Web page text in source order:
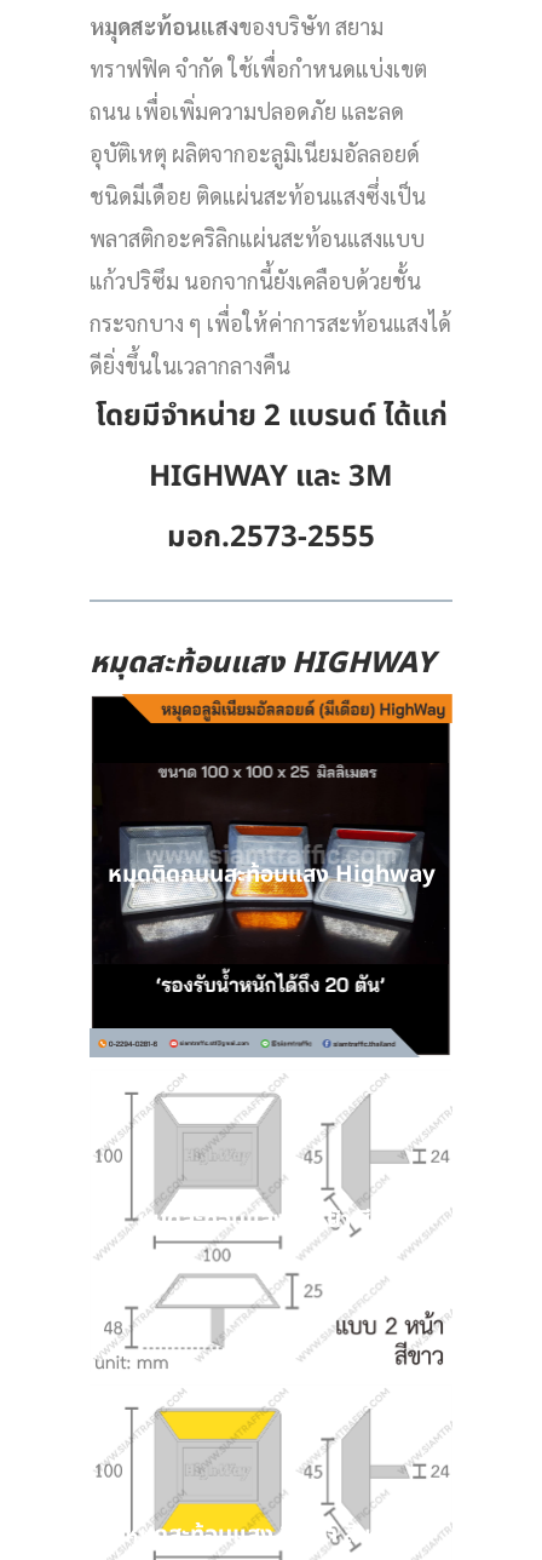
หมุดสะท้อนแสงของบริษัท สยาม
ทราฟฟิค จำกัด ใช้เพื่อกำหนดแบ่งเขต
ถนน เพื่อเพิ่มความปลอดภัย และลด
อุบัติเหตุ ผลิตจากอะลูมิเนียมอัลลอยด์
ชนิดมีเดือย ติดแผ่นสะท้อนแสงซึ่งเป็น
พลาสติกอะคริลิกแผ่นสะท้อนแสงแบบ
แก้วปริซึม นอกจากนี้ยังเคลือบด้วยชั้น
กระจกบาง ๆ เพื่อให้ค่าการสะท้อนแสงได้
ดียิ่งขึ้นในเวลากลางคืน
โดยมีจำหน่าย 2 แบรนด์ ได้แก่
HIGHWAY และ 3M
มอก.2573-2555
หมุดสะท้อนแสง HIGHWAY
หมุดติดถนนสะท้อนแสง Highway
หมุดสะท้อนแสง 2 หน้า สีขาว
หมุดสะท้อนแสง 2 หน้า สีเหลือง